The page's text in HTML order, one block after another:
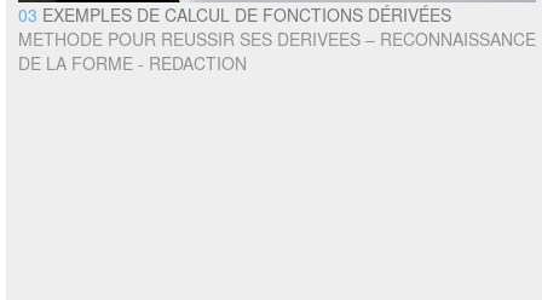
03 EXEMPLES DE CALCUL DE FONCTIONS DÉRIVÉES
METHODE POUR REUSSIR SES DERIVEES – RECONNAISSANCE
DE LA FORME - REDACTION